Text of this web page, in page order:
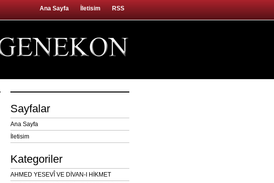
Ana Sayfa İletisim RSS
Sayfalar
Ana Sayfa
İletisim
Kategoriler
AHMED YESEVÎ VE DİVAN-I HİKMET